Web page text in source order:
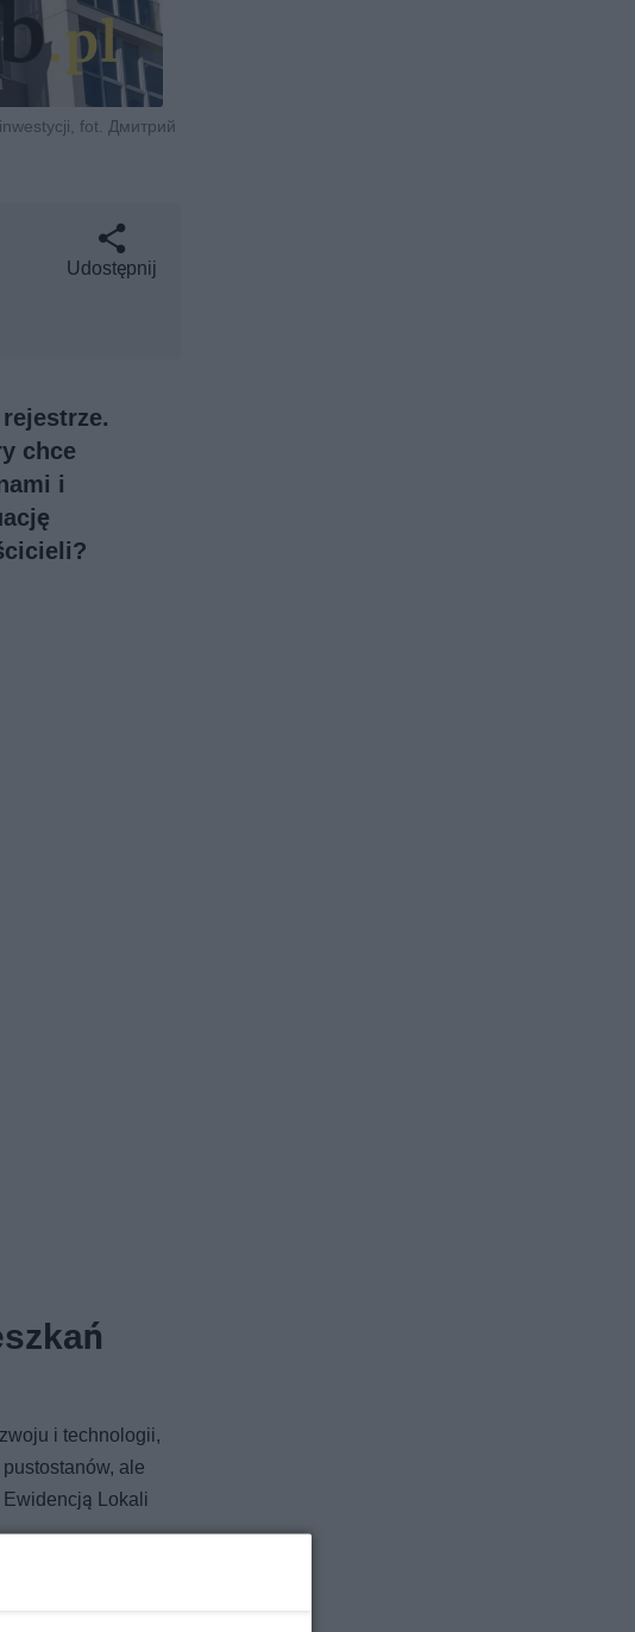
fot. Дмитрий
Udostępnij
chce
i
i technologii,
ale
Lokali
– jak i mieszkania
w tym walkę z